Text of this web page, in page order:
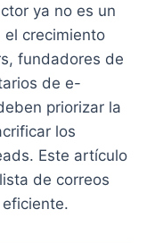
ya no es un
el crecimiento
fundadores de
de e-
priorizar la
los
Este artículo
de correos